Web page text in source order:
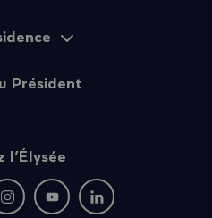
Président
l’Élysée
: rejoignez-nous sur Twitter
fenêtre : rejoignez-nous sur
Nouvelle fenêtre : rejoignez-nous
Nouvelle fenêtre :
Nouvelle fenêtre :